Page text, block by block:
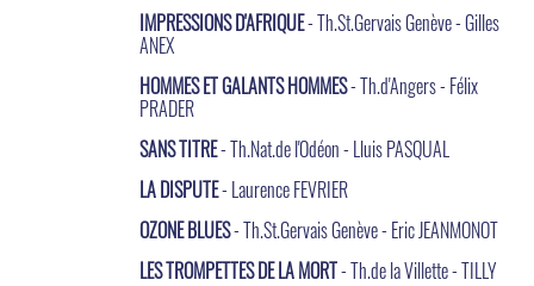
IMPRESSIONS D'AFRIQUE- Th.St.Gervais Genève - Gilles
ANEX
HOMMES ET GALANTS HOMMES- Th.d'Angers - Félix
PRADER
SANS TITRE- Th.Nat.de l'Odéon - Lluis PASQUAL
LA DISPUTE- Laurence FEVRIER
OZONE BLUES- Th.St.Gervais Genève - Eric JEANMONOT
LES TROMPETTES DE LA MORT- Th.de la Villette - TILLY